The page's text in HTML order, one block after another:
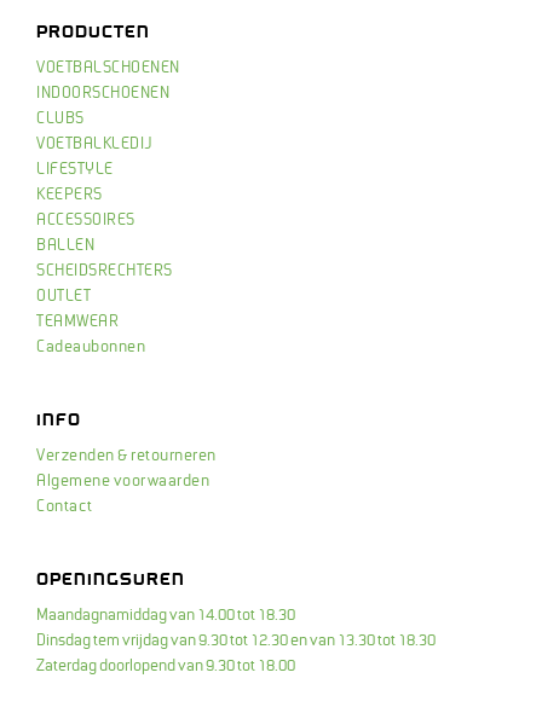
PRODUCTEN
VOETBALSCHOENEN
INDOORSCHOENEN
CLUBS
VOETBALKLEDIJ
LIFESTYLE
KEEPERS
ACCESSOIRES
BALLEN
SCHEIDSRECHTERS
OUTLET
TEAMWEAR
Cadeaubonnen
INFO
Verzenden & retourneren
Algemene voorwaarden
Contact
OPENINGSUREN
Maandagnamiddag van 14.00 tot 18.30
Dinsdag tem vrijdag van 9.30 tot 12.30 en van 13.30 tot 18.30
Zaterdag doorlopend van 9.30 tot 18.00